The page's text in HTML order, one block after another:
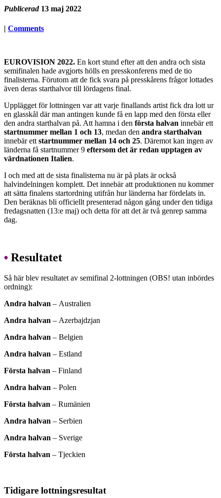
Publicerad 13 maj 2022
| Comments
EUROVISION 2022. En kort stund efter att den andra och sista
semifinalen hade avgjorts hölls en presskonferens med de tio
finalisterna. Förutom att de fick svara på presskårens frågor lottades
även deras starthalvor till lördagens final.
Upplägget för lottningen var att varje finallands artist fick dra lott ur
en glasskål där man antingen kunde få en lapp med den första eller
den andra starthalvan på. Att hamna i den första halvan innebär ett
startnummer mellan 1 och 13, medan den andra starthalvan
innebär ett startnummer mellan 14 och 25. Däremot kan ingen av
länderna få startnummer 9 eftersom det är redan upptagen av
värdnationen Italien.
I och med att de sista finalisterna nu är på plats är också
halvindelningen komplett. Det innebär att produktionen nu kommer
att sätta finalens startordning utifrån hur länderna har fördelats in.
Den beräknas bli officiellt presenterad någon gång under den tidiga
fredagsnatten (13:e maj) och detta för att det är två genrep samma
dag.
• Resultatet
Så här blev resultatet av semifinal 2-lottningen (OBS! utan inbördes
ordning):
Andra halvan – Australien
Andra halvan – Azerbajdzjan
Andra halvan – Belgien
Andra halvan – Estland
Första halvan – Finland
Andra halvan – Polen
Första halvan – Rumänien
Andra halvan – Serbien
Andra halvan – Sverige
Första halvan – Tjeckien
Tidigare lottningsresultat